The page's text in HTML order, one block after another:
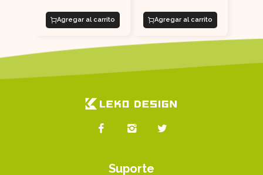
Agregar al carrito Agregar al carrito
Suporte